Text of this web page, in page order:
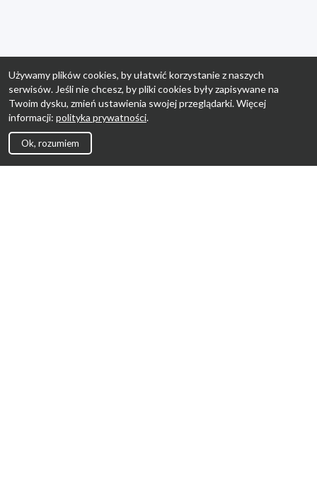
Używamy plików cookies, by ułatwić korzystanie z naszych
serwisów. Jeśli nie chcesz, by pliki cookies były zapisywane na
Twoim dysku, zmień ustawienia swojej przeglądarki. Więcej
informacji: polityka prywatności.
Ok, rozumiem